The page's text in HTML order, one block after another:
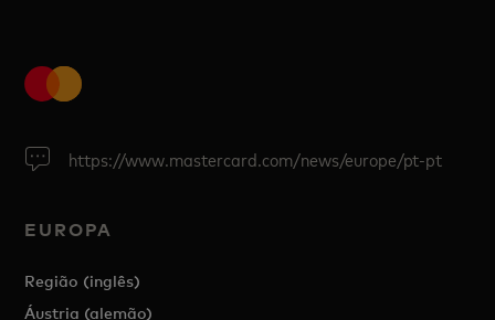
https://www.mastercard.com/news/europe/pt-pt
EUROPA
Região (inglês)
Áustria (alemão)